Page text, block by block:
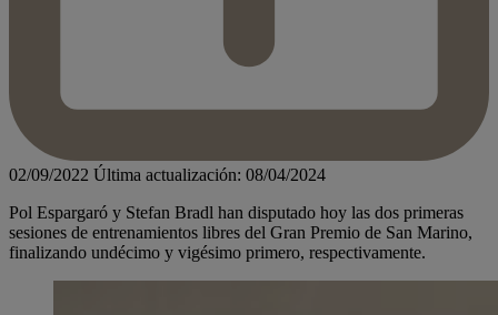
02/09/2022 Última actualización: 08/04/2024
Pol Espargaró y Stefan Bradl han disputado hoy las dos primeras
sesiones de entrenamientos libres del Gran Premio de San Marino,
finalizando undécimo y vigésimo primero, respectivamente.